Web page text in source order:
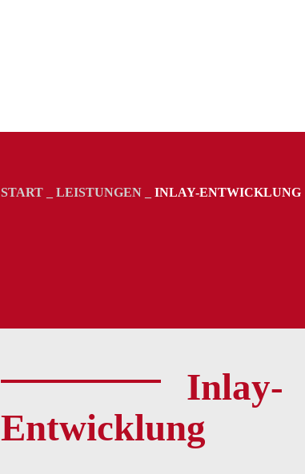
START_ LEISTUNGEN_ INLAY-ENTWICKLUNG
Inlay-
Entwicklung